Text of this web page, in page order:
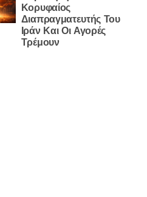
Κορυφαίος
Διαπραγματευτής Του
Ιράν Και Οι Αγορές
Τρέμουν